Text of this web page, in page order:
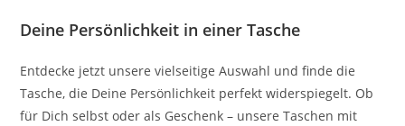
Deine Persönlichkeit in einer Tasche
Entdecke jetzt unsere vielseitige Auswahl und finde die
Tasche, die Deine Persönlichkeit perfekt widerspiegelt. Ob
für Dich selbst oder als Geschenk – unsere Taschen mit